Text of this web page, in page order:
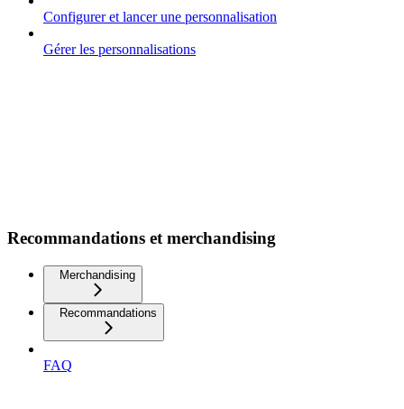
Configurer et lancer une personnalisation
Gérer les personnalisations
Recommandations et merchandising
Merchandising
Recommandations
FAQ